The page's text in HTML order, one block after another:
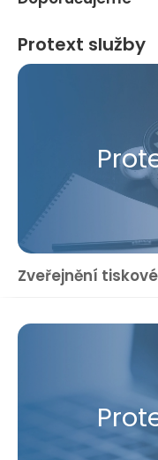
Protext služby
Zveřejnění